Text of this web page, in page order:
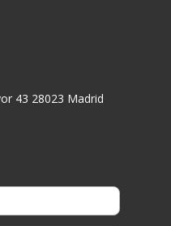
43 28023 Madrid